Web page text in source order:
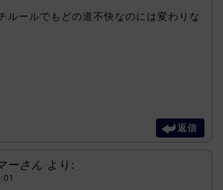
ルールでもどの道不快なのには変わりな
返信
ーさん より: